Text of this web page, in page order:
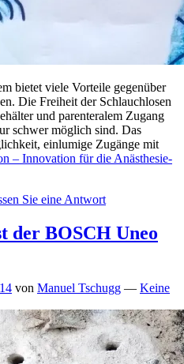
bietet viele Vorteile gegenüber
Die Freiheit der Schlauchlosen
und parenteralem Zugang
schwer möglich sind. Das
einlumige Zugänge mit
– Innovation für die Anästhesie-
Sie eine Antwort
der BOSCH Uneo
von Manuel Tschugg — Keine